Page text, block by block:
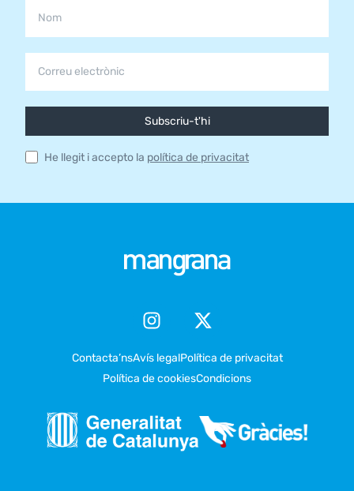
Subscriu-t'hi
He llegit i accepto la política de privacitat
Contacta’nsAvís legalPolítica de privacitat
Política de cookiesCondicions